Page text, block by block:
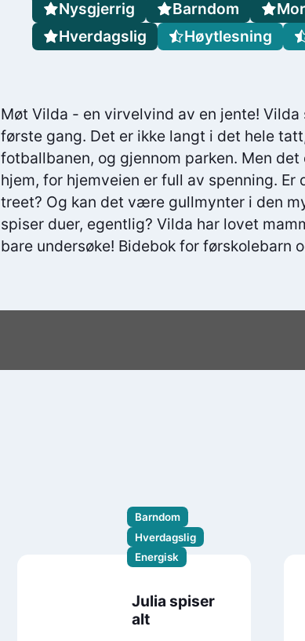
Møt Vilda - en virvelvind av en jente!
første gang. Det er ikke langt i det hele
fotballbanen, og gjennom parken. Men
hjem, for hjemveien er full av spenning.
treet? Og kan det være gullmynter i den
spiser duer, egentlig? Vilda har lovet
bare undersøke! Bidebok for førskolebarn
Nysgjerrig Barndom
Hverdagslig
Høytlesning
Barndom
Hverdagslig
Energisk
Julia spiser
alt